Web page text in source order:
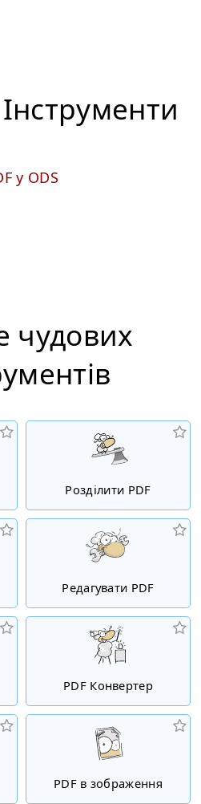
Iнструменти
у ODS
чудових
Розділити PDF
Редагувати PDF
PDF Конвертер
PDF в зображення